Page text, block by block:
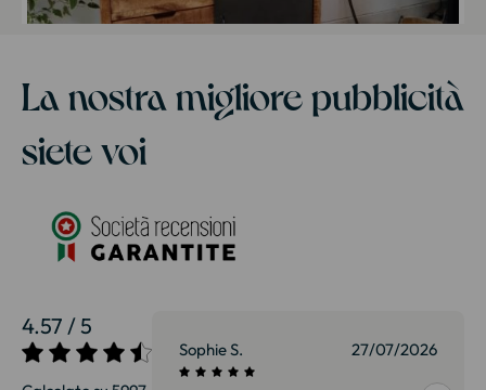
La nostra migliore pubblicità
siete voi
4.57 / 5
27/07/2026 Sophie S. 27/07/2026